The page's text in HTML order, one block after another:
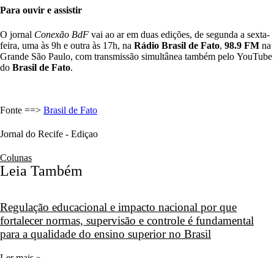
Para ouvir e assistir
O jornal Conexão BdF vai ao ar em duas edições, de segunda a sexta-
feira, uma às 9h e outra às 17h, na Rádio Brasil de Fato, 98.9 FM na
Grande São Paulo, com transmissão simultânea também pelo YouTube
do Brasil de Fato.
Fonte ==> Brasil de Fato
Jornal do Recife - Ediçao
Colunas
Leia Também
Regulação educacional e impacto nacional por que
fortalecer normas, supervisão e controle é fundamental
para a qualidade do ensino superior no Brasil